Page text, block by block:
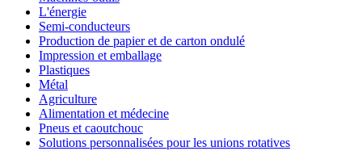
L'énergie
Semi-conducteurs
Production de papier et de carton ondulé
Impression et emballage
Plastiques
Métal
Agriculture
Alimentation et médecine
Pneus et caoutchouc
Solutions personnalisées pour les unions rotatives